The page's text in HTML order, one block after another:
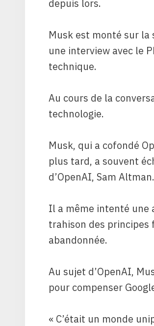
depuis lors.
Musk est monté sur
une interview avec le
technique.
Au cours de la
technologie.
Musk, qui a cofondé
plus tard, a souvent
d’OpenAI, Sam Altman.
Il a même intenté une
trahison des principes
abandonnée.
Au sujet d’OpenAI,
pour compenser
« C’était un monde